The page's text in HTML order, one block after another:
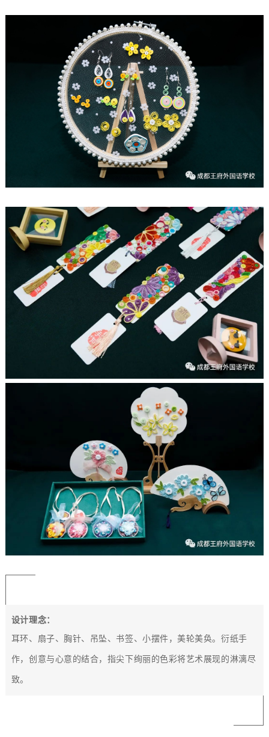
设计理念：
耳环、扇子、胸针、吊坠、书签、小摆件，美轮美奂。衍纸手
作，创意与心意的结合，指尖下绚丽的色彩将艺术展现的淋漓尽
致。